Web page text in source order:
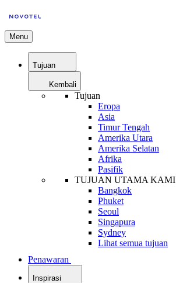
Menu
Tujuan
Kembali
Tujuan
Eropa
Asia
Timur Tengah
Amerika Utara
Amerika Selatan
Afrika
Pasifik
TUJUAN UTAMA KAMI
Bangkok
Phuket
Seoul
Singapura
Sydney
Lihat semua tujuan
Penawaran
Inspirasi